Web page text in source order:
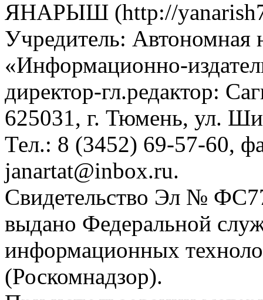
ЯНАРЫШ (http://
Учредитель: Автономная
«Информационно-
директор-гл.редактор:
625031, г. Тюмень, ул.
Тел.: 8 (3452) 69-57-60,
janartat@inbox.ru.
Свидетельство Эл №
выдано Федеральной
информационных
(Роскомнадзор).